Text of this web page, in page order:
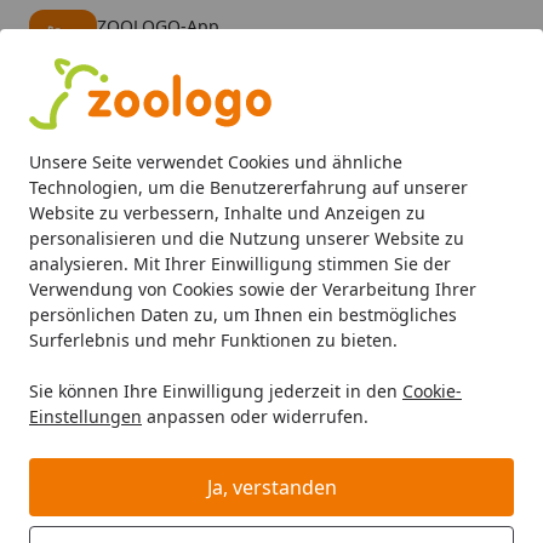
Unsere Seite verwendet Cookies und ähnliche
Technologien, um die Benutzererfahrung auf unserer
Website zu verbessern, Inhalte und Anzeigen zu
personalisieren und die Nutzung unserer Website zu
analysieren. Mit Ihrer Einwilligung stimmen Sie der
Verwendung von Cookies sowie der Verarbeitung Ihrer
persönlichen Daten zu, um Ihnen ein bestmögliches
Surferlebnis und mehr Funktionen zu bieten.
Sie können Ihre Einwilligung jederzeit in den Cookie-
Einstellungen anpassen oder widerrufen.
Ja, verstanden
ZOOLOGO-App
Alle Produkte
Mein Konto
Suchen
Startseite
Hund Hundefutter BARF & Frostfutter Innereien
Die Futtermacher Innereien Mix
Spezialfutter / Frostfutter für
(2 Bewertungen)